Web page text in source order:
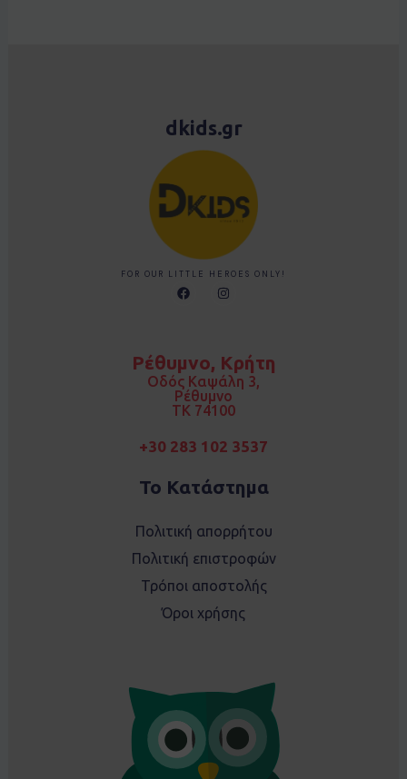
dkids.gr
FOR OUR LITTLE HEROES ONLY!
F
a
o
I
n
r
a
m
Ρέθυμνο, Κρήτη
Οδός Καψάλη 3,
Ρέθυμνο
TK 74100
+30 283 102 3537
Το Κατάστημα
Πολιτική απορρήτου
Πολιτική επιστροφών
Τρόποι αποστολής
Όροι χρήσης